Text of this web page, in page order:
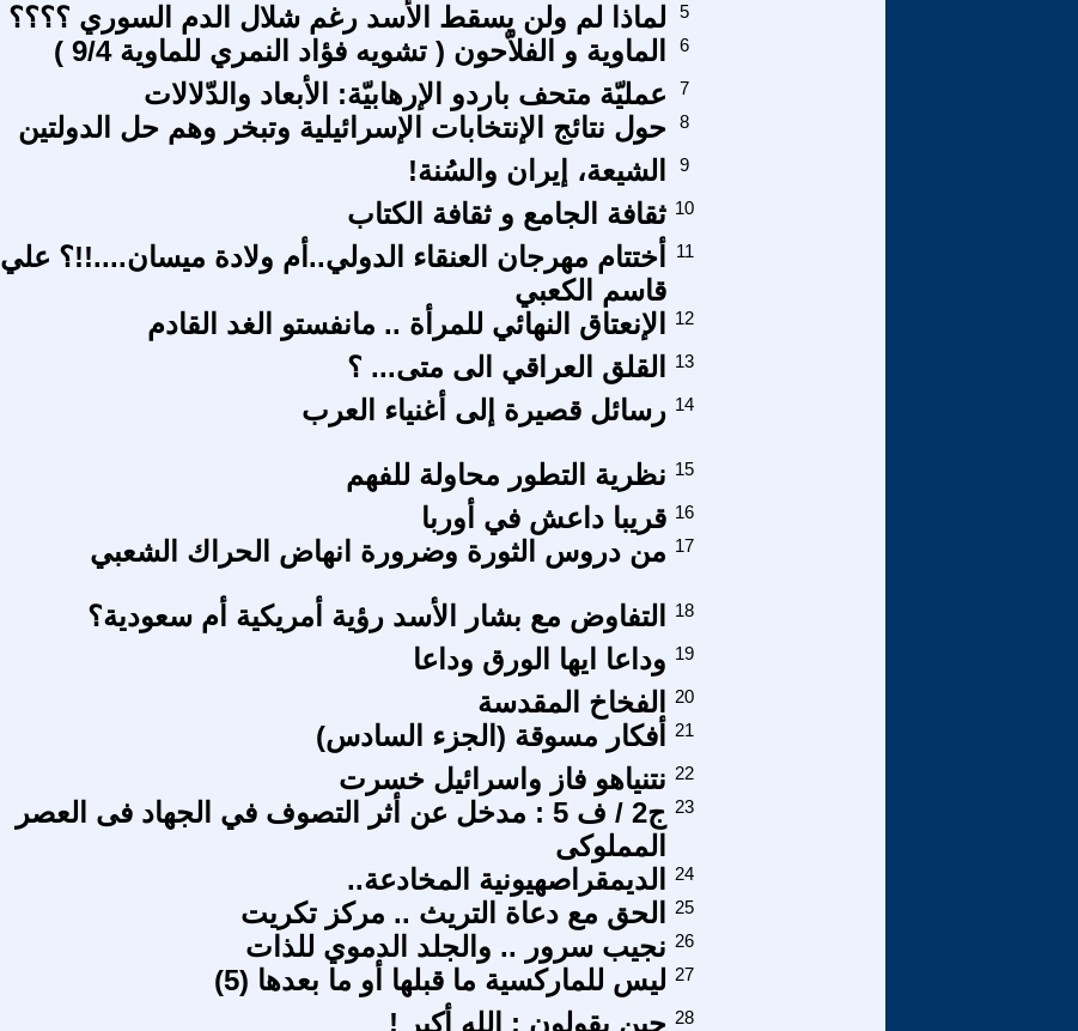
لماذا لم ولن يسقط الأسد رغم شلال الدم السوري ؟؟؟؟
5
الماوية و الفلاّحون ( تشويه فؤاد النمري للماوية 9/4 ) 6
عمليّة متحف باردو الإرهابيّة: الأبعاد والدّلالات
7
حول نتائج الإنتخابات الإسرائيلية وتبخر وهم حل الدولتين 8
الشيعة، إيران والسُنة! 9
ثقافة الجامع و ثقافة الكتاب 10
أختتام مهرجان العنقاء الدولي..أم ولادة ميسان....!!؟ علي
قاسم الكعبي
11
الإنعتاق النهائي للمرأة .. مانفستو الغد القادم 12
القلق العراقي الى متى... ؟ 13
رسائل قصيرة إلى أغنياء العرب 14
نظرية التطور محاولة للفهم 15
قريبا داعش في أوربا 16
من دروس الثورة وضرورة انهاض الحراك الشعبي 17
التفاوض مع بشار الأسد رؤية أمريكية أم سعودية؟ 18
وداعا ايها الورق وداعا 19
الفخاخ المقدسة
20
أفكار مسوقة (الجزء السادس) 21
نتنياهو فاز واسرائيل خسرت 22
ج2 / ف 5 : مدخل عن أثر التصوف في الجهاد فى العصر
المملوكى
23
الديمقراصهيونية المخادعة..
24
الحق مع دعاة التريث .. مركز تكريت
25
نجيب سرور .. والجلد الدموي للذات 26
ليس للماركسية ما قبلها أو ما بعدها (5) 27
حين يقولون : الله أكبر ! 28